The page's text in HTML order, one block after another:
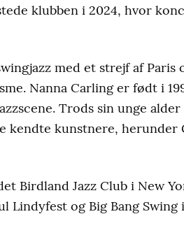
klubben i 2024, hvor
med et strejf af Paris
Nanna Carling er født i
Trods sin unge
kendte kunstnere, herunder
Birdland Jazz Club i New
Lindyfest og Big Bang Swing